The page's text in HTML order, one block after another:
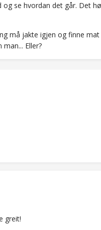
og se hvordan det går. Det
må jakte igjen og finne
Eller?
greit!